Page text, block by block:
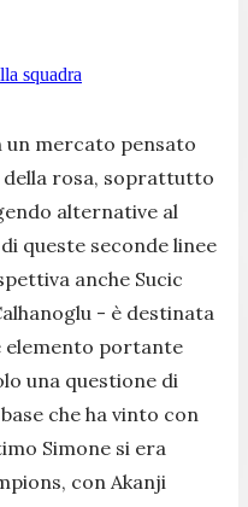
squadra
un mercato pensato
rosa, soprattutto
alternative al
queste seconde linee
anche Sucic
- è destinata
elemento portante
una questione di
che ha vinto con
Simone si era
con Akanji